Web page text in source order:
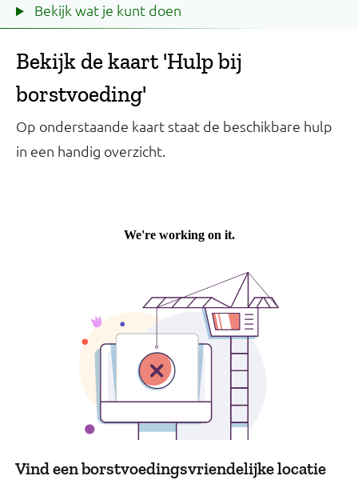
Bekijk wat je kunt doen
Bekijk de kaart 'Hulp bij
borstvoeding'
Op onderstaande kaart staat de beschikbare hulp
in een handig overzicht.
Vind een borstvoedingsvriendelijke locatie